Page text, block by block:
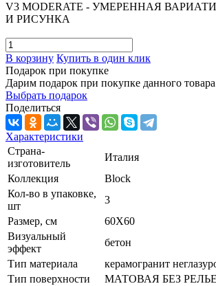
V3 MODERATE - УМЕРЕННАЯ
И РИСУНКА
В корзину Купить в один клик
Подарок при покупке
Дарим подарок при покупке данного товара
Выбрать подарок
Поделиться
Характеристики
Страна-
изготовитель
Италия
Коллекция
Block
Кол-во в упаковке,
шт
3
Размер, см
60X60
Визуальный
эффект
бетон
Тип материала
керамогранит
Тип поверхности
МАТОВАЯ БЕЗ